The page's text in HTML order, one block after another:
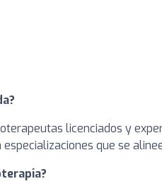
licenciados y
que se